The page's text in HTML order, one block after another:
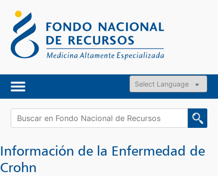
content
Powered by
Buscar:
Información de la Enfermedad de
Crohn